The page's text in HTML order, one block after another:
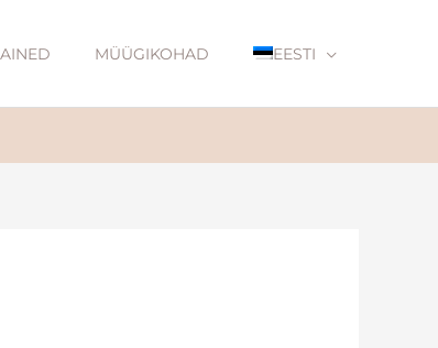
MÜÜGIKOHAD EESTI